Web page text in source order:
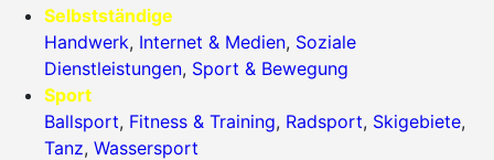
Selbstständige
Handwerk, Internet & Medien, Soziale
Dienstleistungen, Sport & Bewegung
Sport
Ballsport, Fitness & Training, Radsport, Skigebiete,
Tanz, Wassersport